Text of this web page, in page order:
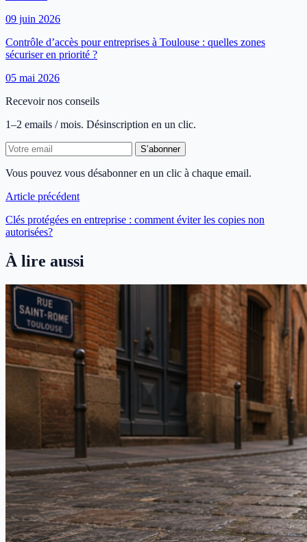
09 juin 2026
Contrôle d’accès pour entreprises à Toulouse : quelles zones
sécuriser en priorité ?
05 mai 2026
Recevoir nos conseils
1–2 emails / mois. Désinscription en un clic.
S’abonner
Vous pouvez vous désabonner en un clic à chaque email.
Article précédent
Clés protégées en entreprise : comment éviter les copies non
autorisées?
À lire aussi